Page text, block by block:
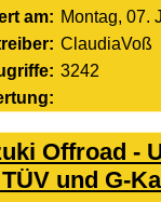
am: Montag, 07.
ClaudiaVoß
3242
Offroad -
und G-